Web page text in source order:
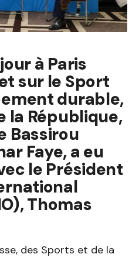
à Paris
sur le Sport
durable,
la République,
Bassirou
Faye, a eu
le Président
Thomas
des Sports et de la